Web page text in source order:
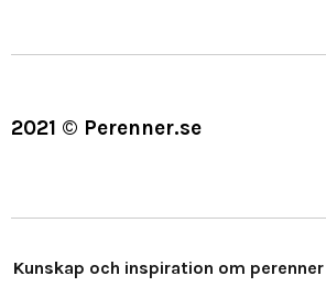
2021 © Perenner.se
Kunskap och inspiration om